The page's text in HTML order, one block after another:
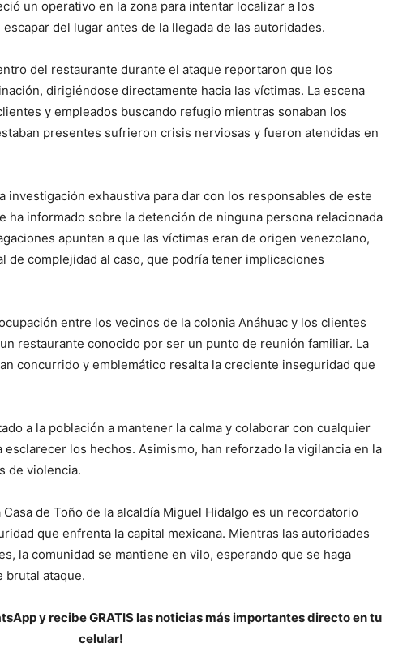
un operativo en la zona para intentar localizar a los
del lugar antes de la llegada de las autoridades.
del restaurante durante el ataque reportaron que los
dirigiéndose directamente hacia las víctimas. La escena
y empleados buscando refugio mientras sonaban los
presentes sufrieron crisis nerviosas y fueron atendidas en
investigación exhaustiva para dar con los responsables de este
ha informado sobre la detención de ninguna persona relacionada
apuntan a que las víctimas eran de origen venezolano,
de complejidad al caso, que podría tener implicaciones
entre los vecinos de la colonia Anáhuac y los clientes
restaurante conocido por ser un punto de reunión familiar. La
concurrido y emblemático resalta la creciente inseguridad que
a la población a mantener la calma y colaborar con cualquier
esclarecer los hechos. Asimismo, han reforzado la vigilancia en la
de violencia.
de Toño de la alcaldía Miguel Hidalgo es un recordatorio
que enfrenta la capital mexicana. Mientras las autoridades
la comunidad se mantiene en vilo, esperando que se haga
brutal ataque.
y recibe GRATIS las noticias más importantes directo en tu
celular!